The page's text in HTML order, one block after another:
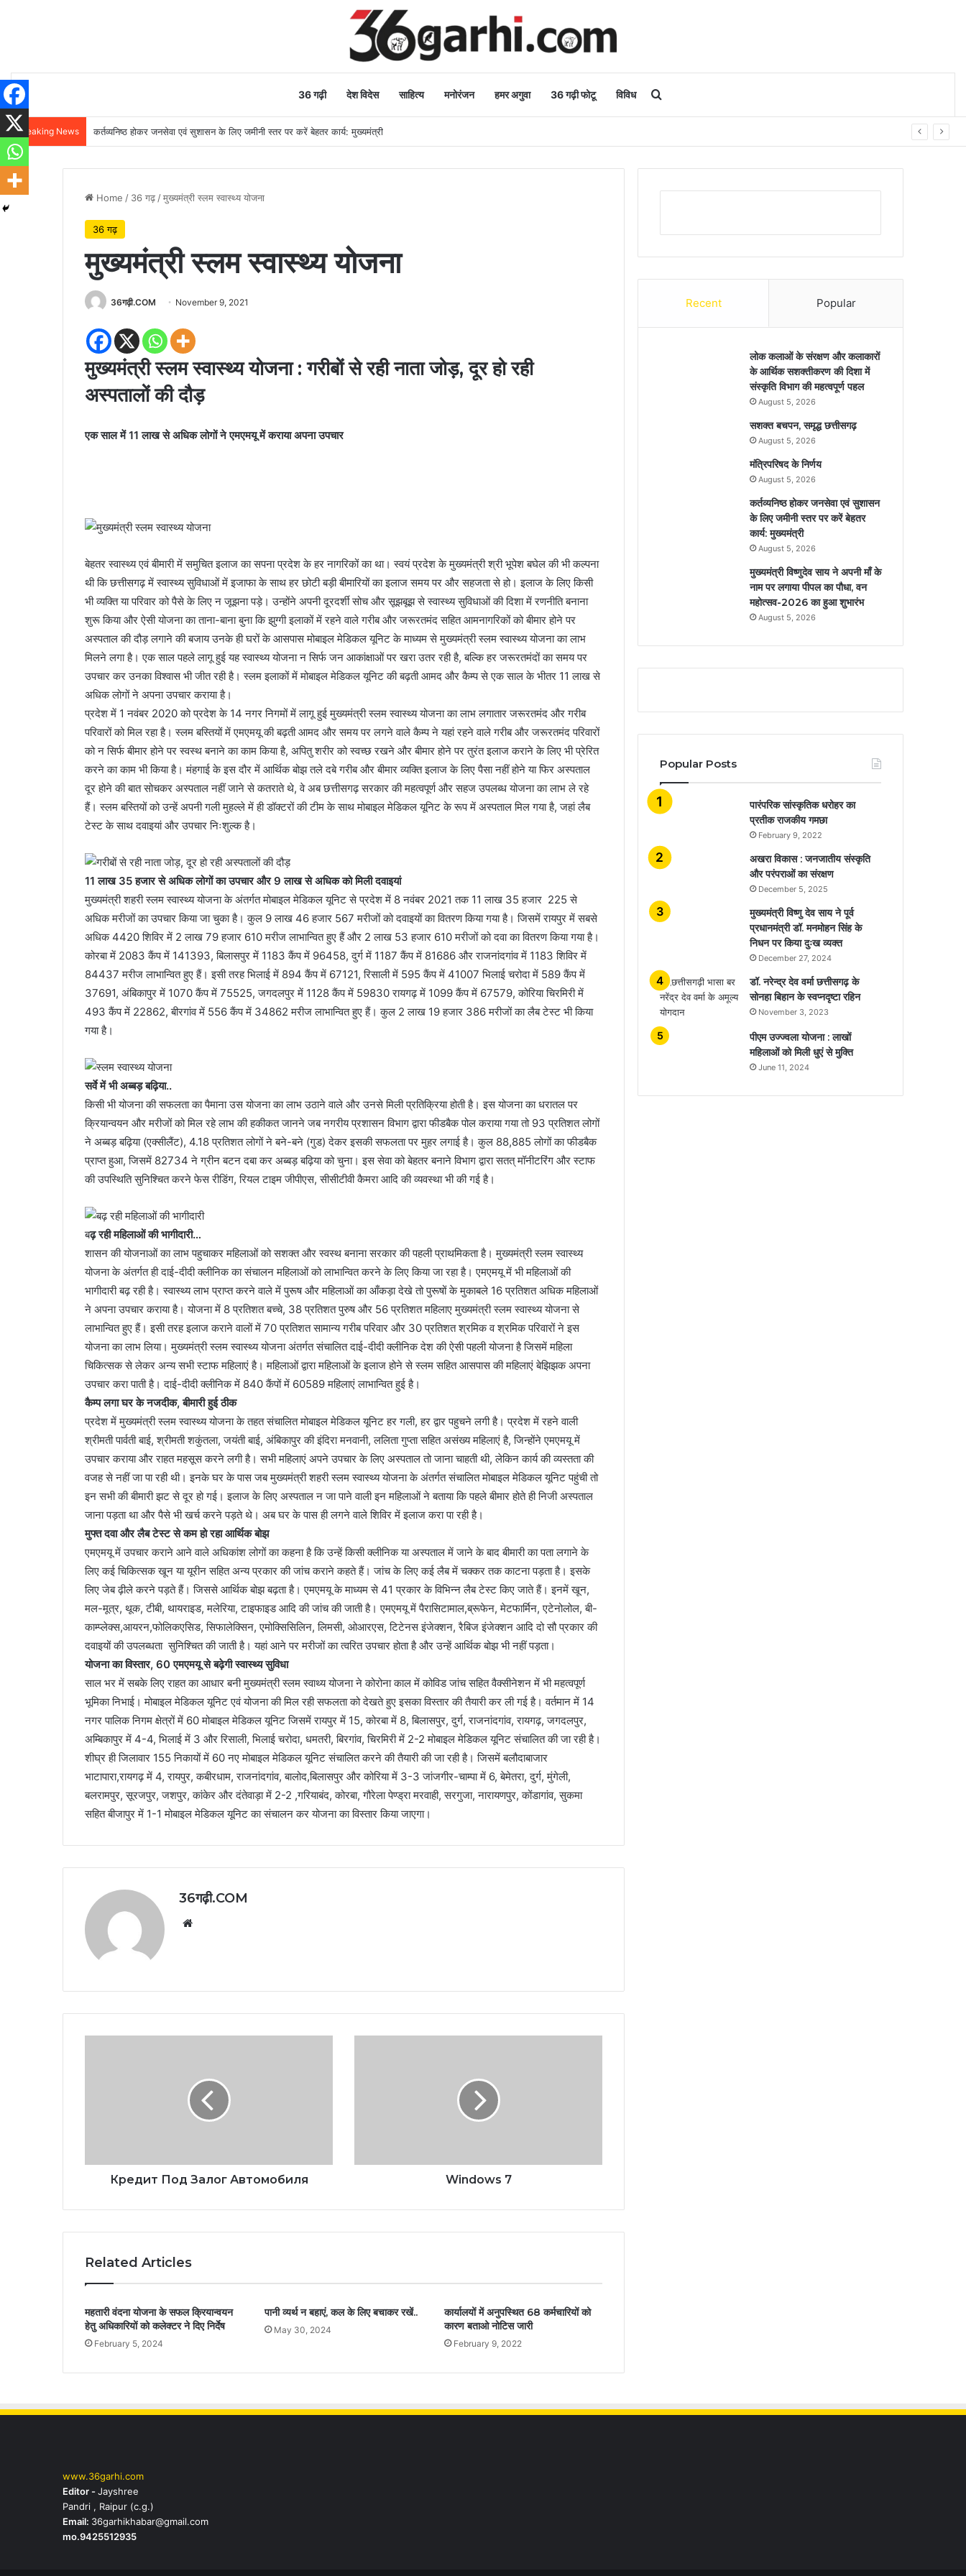
36 गढ़ी देश विदेस साहित्य मनोरंजन हमर अगुवा 36 गढ़ी फोटू विविध
Breaking News कर्तव्यनिष्ठ होकर जनसेवा एवं सुशासन के लिए जमीनी स्तर पर करें बेहतर कार्य: मुख्यमंत्री
Home / 36 गढ़ /मुख्यमंत्री स्लम स्वास्थ्य योजना
36 गढ़
मुख्यमंत्री स्लम स्वास्थ्य योजना
36गढ़ी.COM November 9, 2021
मुख्यमंत्री स्लम स्वास्थ्य योजना : गरीबों से रही नाता जोड़, दूर हो रही
अस्पतालों की दौड़
एक साल में 11 लाख से अधिक लोगों ने एमएमयू में कराया अपना उपचार
बेहतर स्वास्थ्य एवं बीमारी में समुचित इलाज का सपना प्रदेश के हर नागरिकों का था। स्वयं प्रदेश के मुख्यमंत्री श्री भूपेश बघेल की भी कल्पना
थी कि छत्तीसगढ़ में स्वास्थ्य सुविधाओं में इजाफा के साथ हर छोटी बड़ी बीमारियों का इलाज समय पर और सहजता से हो। इलाज के लिए किसी
भी व्यक्ति या परिवार को पैसे के लिए न जूझना पड़े। उन्होंने अपनी दूरदर्शी सोच और सूझबूझ से स्वास्थ्य सुविधाओं की दिशा में रणनीति बनाना
शुरू किया और ऐसी योजना का ताना-बाना बुना कि झुग्गी इलाकों में रहने वाले गरीब और जरूरतमंद सहित आमनागरिकों को बीमार होने पर
अस्पताल की दौड़ लगाने की बजाय उनके ही घरों के आसपास मोबाइल मेडिकल यूनिट के माध्यम से मुख्यमंत्री स्लम स्वास्थ्य योजना का लाभ
मिलने लगा है। एक साल पहले लागू हुई यह स्वास्थ्य योजना न सिर्फ जन आकांक्षाओं पर खरा उतर रही है, बल्कि हर जरूरतमंदों का समय पर
उपचार कर उनका विश्वास भी जीत रही है। स्लम इलाकों में मोबाइल मेडिकल यूनिट की बढ़ती आमद और कैम्प से एक साल के भीतर 11 लाख से
अधिक लोगों ने अपना उपचार कराया है।
प्रदेश में 1 नवंबर 2020 को प्रदेश के 14 नगर निगमों में लागू हुई मुख्यमंत्री स्लम स्वास्थ्य योजना का लाभ लगातार जरूरतमंद और गरीब
परिवारों को मिल रहा है। स्लम बस्तियों में एमएमयू की बढ़ती आमद और समय पर लगने वाले कैम्प ने यहां रहने वाले गरीब और जरूरतमंद परिवारों
को न सिर्फ बीमार होने पर स्वस्थ बनाने का काम किया है, अपितु शरीर को स्वच्छ रखने और बीमार होने पर तुरंत इलाज कराने के लिए भी प्रेरित
करने का काम भी किया है। मंहगाई के इस दौर में आर्थिक बोझ तले दबे गरीब और बीमार व्यक्ति इलाज के लिए पैसा नहीं होने या फिर अस्पताल
दूर होने की बात सोचकर अस्पताल नहीं जाने से कतराते थे, वे अब छत्तीसगढ़ सरकार की महत्वपूर्ण और सहज उपलब्ध योजना का लाभ ले रहे
हैं। स्लम बस्तियों को उन्हें अपनी गली मुहल्ले में ही डॉक्टरों की टीम के साथ मोबाइल मेडिकल यूनिट के रूप में अस्पताल मिल गया है, जहां लैब
टेस्ट के साथ दवाइयां और उपचार निःशुल्क है।
11 लाख 35 हजार से अधिक लोगों का उपचार और 9 लाख से अधिक को मिली दवाइयां
मुख्यमंत्री शहरी स्लम स्वास्थ्य योजना के अंतर्गत मोबाइल मेडिकल यूनिट से प्रदेश में 8 नवंबर 2021 तक 11 लाख 35 हजार 225 से
अधिक मरीजों का उपचार किया जा चुका है। कुल 9 लाख 46 हजार 567 मरीजों को दवाइयों का वितरण किया गया है। जिसमें रायपुर में सबसे
अधिक 4420 शिविर में 2 लाख 79 हजार 610 मरीज लाभान्वित हुए हैं और 2 लाख 53 हजार 610 मरीजों को दवा का वितरण किया गया है।
कोरबा में 2083 कैंप में 141393, बिलासपुर में 1183 कैंप में 96458, दुर्ग में 1187 कैंप में 81686 और राजनांदगांव में 1183 शिविर में
84437 मरीज लाभान्वित हुए हैं। इसी तरह भिलाई में 894 कैंप में 67121, रिसाली में 595 कैंप में 41007 भिलाई चरोदा में 589 कैंप में
37691, अंबिकापुर में 1070 कैंप में 75525, जगदलपुर में 1128 कैंप में 59830 रायगढ़ में 1099 कैंप में 67579, कोरिया चिरमिरी में
493 कैंप में 22862, बीरगांव में 556 कैंप में 34862 मरीज लाभान्वित हुए हैं। कुल 2 लाख 19 हजार 386 मरीजों का लैब टेस्ट भी किया
गया है।
सर्वे में भी अब्बड़ बढ़िया..
किसी भी योजना की सफलता का पैमाना उस योजना का लाभ उठाने वाले और उनसे मिली प्रतिक्रिया होती है। इस योजना का धरातल पर
क्रियान्वयन और मरीजों को मिल रहे लाभ की हकीकत जानने जब नगरीय प्रशासन विभाग द्वारा फीडबैक पोल कराया गया तो 93 प्रतिशत लोगों
ने अब्बड़ बढ़िया (एक्सीलैंट), 4.18 प्रतिशत लोगों ने बने-बने (गुड) देकर इसकी सफलता पर मुहर लगाई है। कुल 88,885 लोगों का फीडबैक
प्राप्त हुआ, जिसमें 82734 ने ग्रीन बटन दबा कर अब्बड़ बढ़िया को चुना। इस सेवा को बेहतर बनाने विभाग द्वारा सतत् मॉनीटरिंग और स्टाफ
की उपस्थिति सुनिश्चित करने फेस रीडिंग, रियल टाइम जीपीएस, सीसीटीवी कैमरा आदि की व्यवस्था भी की गई है।
बढ़ रही महिलाओं की भागीदारी…
शासन की योजनाओं का लाभ पहुचाकर महिलाओं को सशक्त और स्वस्थ बनाना सरकार की पहली प्राथमिकता है। मुख्यमंत्री स्लम स्वास्थ्य
योजना के अंतर्गत ही दाई-दीदी क्लीनिक का संचालन महिलाओं को लाभान्वित करने के लिए किया जा रहा है। एमएमयू में भी महिलाओं की
भागीदारी बढ़ रही है। स्वास्थ्य लाभ प्राप्त करने वाले में पुरूष और महिलाओं का आँकड़ा देखे तो पुरूषों के मुकाबले 16 प्रतिशत अधिक महिलाओं
ने अपना उपचार कराया है। योजना में 8 प्रतिशत बच्चे, 38 प्रतिशत पुरुष और 56 प्रतिशत महिलाए मुख्यमंत्री स्लम स्वास्थ्य योजना से
लाभान्वित हुए हैं। इसी तरह इलाज कराने वालों में 70 प्रतिशत सामान्य गरीब परिवार और 30 प्रतिशत श्रमिक व श्रमिक परिवारों ने इस
योजना का लाभ लिया। मुख्यमंत्री स्लम स्वास्थ्य योजना अंतर्गत संचालित दाई-दीदी क्लीनिक देश की ऐसी पहली योजना है जिसमें महिला
चिकित्सक से लेकर अन्य सभी स्टाफ महिलाएं है। महिलाओं द्वारा महिलाओं के इलाज होने से स्लम सहित आसपास की महिलाएं बेझिझक अपना
उपचार करा पाती है। दाई-दीदी क्लीनिक में 840 कैंपों में 60589 महिलाएं लाभान्वित हुई है।
कैम्प लगा घर के नजदीक, बीमारी हुई ठीक
प्रदेश में मुख्यमंत्री स्लम स्वास्थ्य योजना के तहत संचालित मोबाइल मेडिकल यूनिट हर गली, हर द्वार पहुचने लगी है। प्रदेश में रहने वाली
श्रीमती पार्वती बाई, श्रीमती शकुंतला, जयंती बाई, अंबिकापुर की इंदिरा मनवानी, ललिता गुप्ता सहित असंख्य महिलाएं है, जिन्होंने एमएमयू में
उपचार कराया और राहत महसूस करने लगी है। सभी महिलाएं अपने उपचार के लिए अस्पताल तो जाना चाहती थी, लेकिन कार्य की व्यस्तता की
वजह से नहीं जा पा रही थी। इनके घर के पास जब मुख्यमंत्री शहरी स्लम स्वास्थ्य योजना के अंतर्गत संचालित मोबाइल मेडिकल यूनिट पहुंची तो
इन सभी की बीमारी झट से दूर हो गई। इलाज के लिए अस्पताल न जा पाने वाली इन महिलाओं ने बताया कि पहले बीमार होते ही निजी अस्पताल
जाना पड़ता था और पैसे भी खर्च करने पड़ते थे। अब घर के पास ही लगने वाले शिविर में इलाज करा पा रही है।
मुफ्त दवा और लैब टेस्ट से कम हो रहा आर्थिक बोझ
एमएमयू में उपचार कराने आने वाले अधिकांश लोगों का कहना है कि उन्हें किसी क्लीनिक या अस्पताल में जाने के बाद बीमारी का पता लगाने के
लिए कई चिकित्सक खून या यूरीन सहित अन्य प्रकार की जांच कराने कहते हैं। जांच के लिए कई लैब में चक्कर तक काटना पड़ता है। इसके
लिए जेब ढ़ीले करने पड़ते हैं। जिससे आर्थिक बोझ बढ़ता है। एमएमयू के माध्यम से 41 प्रकार के विभिन्न लैब टेस्ट किए जाते हैं। इनमें खून,
मल-मूत्र, थूक, टीबी, थायराइड, मलेरिया, टाइफाइड आदि की जांच की जाती है। एमएमयू में पैरासिटामाल,ब्रूफेन, मेटफार्मिन, एटेनोलोल, बी-
काम्प्लेक्स,आयरन,फोलिकएसिड, सिफालेक्सिन, एमोक्सिसिलिन, लिमसी, ओआरएस, टिटेनस इंजेक्शन, रैबिज इंजेक्शन आदि दो सौ प्रकार की
दवाइयों की उपलब्धता सुनिश्चित की जाती है। यहां आने पर मरीजों का त्वरित उपचार होता है और उन्हें आर्थिक बोझ भी नहीं पड़ता।
योजना का विस्तार, 60 एमएमयू से बढ़ेगी स्वास्थ्य सुविधा
साल भर में सबके लिए राहत का आधार बनी मुख्यमंत्री स्लम स्वाथ्य योजना ने कोरोना काल में कोविड जांच सहित वैक्सीनेशन में भी महत्वपूर्ण
भूमिका निभाई। मोबाइल मेडिकल यूनिट एवं योजना की मिल रही सफलता को देखते हुए इसका विस्तार की तैयारी कर ली गई है। वर्तमान में 14
नगर पालिक निगम क्षेत्रों में 60 मोबाइल मेडिकल यूनिट जिसमें रायपुर में 15, कोरबा में 8, बिलासपुर, दुर्ग, राजनांदगांव, रायगढ़, जगदलपुर,
अम्बिकापुर में 4-4, भिलाई में 3 और रिसाली, भिलाई चरोदा, धमतरी, बिरगांव, चिरमिरी में 2-2 मोबाइल मेडिकल यूनिट संचालित की जा रही है।
शीघ्र ही जिलावार 155 निकायों में 60 नए मोबाइल मेडिकल यूनिट संचालित करने की तैयारी की जा रही है। जिसमें बलौदाबाजार
भाटापारा,रायगढ़ में 4, रायपुर, कबीरधाम, राजनांदगांव, बालोद,बिलासपुर और कोरिया में 3-3 जांजगीर-चाम्पा में 6, बेमेतरा, दुर्ग, मुंगेली,
बलरामपुर, सूरजपुर, जशपुर, कांकेर और दंतेवाड़ा में 2-2 ,गरियाबंद, कोरबा, गौरेला पेण्ड्रा मरवाही, सरगुजा, नारायणपुर, कोंडागांव, सुकमा
सहित बीजापुर में 1-1 मोबाइल मेडिकल यूनिट का संचालन कर योजना का विस्तार किया जाएगा।
36गढ़ी.COM
Кредит Под Залог Автомобиля Windows 7
Related Articles
महतारी वंदना योजना के सफल क्रियान्वयन
हेतु अधिकारियों को कलेक्टर ने दिए निर्देष
February 5, 2024
पानी व्यर्थ न बहाएं, कल के लिए बचाकर रखें..
May 30, 2024
कार्यालयों में अनुपस्थित 68 कर्मचारियों को
कारण बताओ नोटिस जारी
February 9, 2022
Recent Popular
लोक कलाओं के संरक्षण और कलाकारों
के आर्थिक सशक्तीकरण की दिशा में
संस्कृति विभाग की महत्वपूर्ण पहल
August 5, 2026
सशक्त बचपन, समृद्ध छत्तीसगढ़
August 5, 2026
मंत्रिपरिषद के निर्णय
August 5, 2026
कर्तव्यनिष्ठ होकर जनसेवा एवं सुशासन
के लिए जमीनी स्तर पर करें बेहतर
कार्य: मुख्यमंत्री
August 5, 2026
मुख्यमंत्री विष्णुदेव साय ने अपनी माँ के
नाम पर लगाया पीपल का पौधा, वन
महोत्सव-2026 का हुआ शुभारंभ
August 5, 2026
Popular Posts
​​​​​​​पारंपरिक सांस्कृतिक धरोहर का
प्रतीक राजकीय गमछा
February 9, 2022
अखरा विकास : जनजातीय संस्कृति
और परंपराओं का संरक्षण
December 5, 2025
मुख्यमंत्री विष्णु देव साय ने पूर्व
प्रधानमंत्री डॉ. मनमोहन सिंह के
निधन पर किया दुःख व्यक्त
December 27, 2024
डॉ. नरेन्द्र देव वर्मा छत्तीसगढ़ के
सोनहा बिहान के स्वप्नदृष्टा रहिन
November 3, 2023
पीएम उज्ज्वला योजना : लाखों
महिलाओं को मिली धुएं से मुक्ति
June 11, 2024
www.36garhi.com
Editor -Jayshree
Pandri , Raipur (c.g.)
Email: 36garhikhabar@gmail.com
mo.9425512935